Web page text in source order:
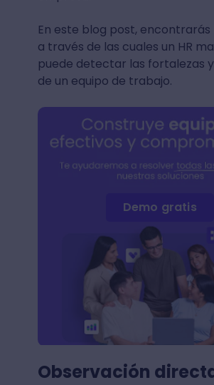
En este blog post,
a través de las cuales un HR
puede detectar las fortalezas
de un equipo de trabajo.
Demo gratis
Observación